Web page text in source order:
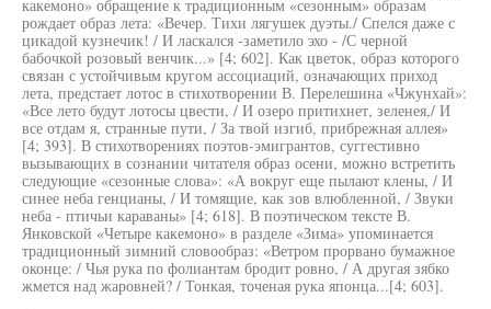
какемоно» обращение к традиционным «сезонным» образам
рождает образ лета: «Вечер. Тихи лягушек дуэты./ Спелся даже с
цикадой кузнечик! / И ласкался -заметило эхо - /С черной
бабочкой розовый венчик...» [4; 602]. Как цветок, образ которого
связан с устойчивым кругом ассоциаций, означающих приход
лета, предстает лотос в стихотворении В. Перелешина «Чжунхай»:
«Все лето будут лотосы цвести, / И озеро притихнет, зеленея,/ И
все отдам я, странные пути, / За твой изгиб, прибрежная аллея»
[4; 393]. В стихотворениях поэтов-эмигрантов, суггестивно
вызывающих в сознании читателя образ осени, можно встретить
следующие «сезонные слова»: «А вокруг еще пылают клены, / И
синее неба генцианы, / И томящие, как зов влюбленной, / Звуки
неба - птичьи караваны» [4; 618]. В поэтическом тексте В.
Янковской «Четыре какемоно» в разделе «Зима» упоминается
традиционный зимний словообраз: «Ветром прорвано бумажное
оконце: / Чья рука по фолиантам бродит ровно, / А другая зябко
жмется над жаровней? / Тонкая, точеная рука японца...[4; 603].